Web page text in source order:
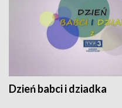
Dzień babci i dziadka